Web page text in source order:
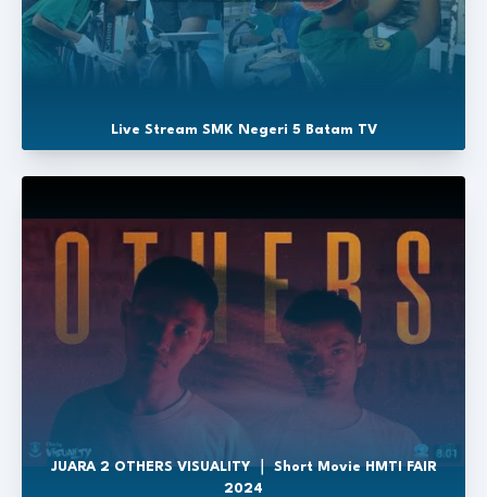
Live Stream SMK Negeri 5 Batam TV
JUARA 2 OTHERS VISUALITY ｜ Short Movie HMTI FAIR
2024